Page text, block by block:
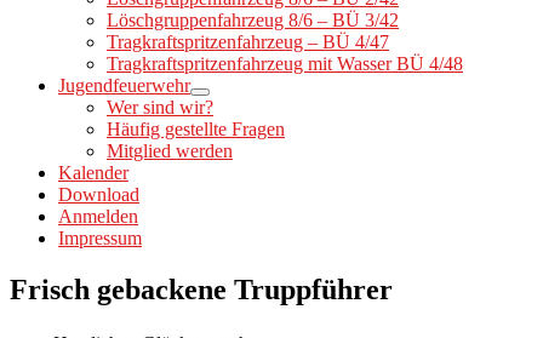
Löschgruppenfahrzeug 8/6 – BÜ 3/42
Tragkraftspritzenfahrzeug – BÜ 4/47
Tragkraftspritzenfahrzeug mit Wasser BÜ 4/48
Jugendfeuerwehr
Wer sind wir?
Häufig gestellte Fragen
Mitglied werden
Kalender
Download
Anmelden
Impressum
Frisch gebackene Truppführer